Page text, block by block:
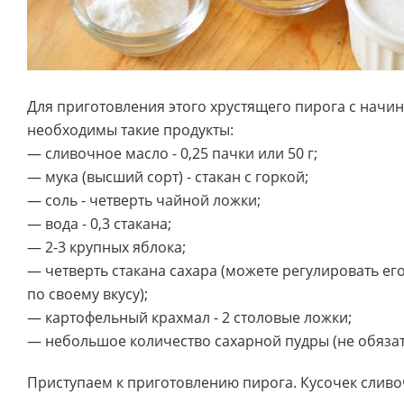
Для приготовления этого хрустящего пирога с
необходимы такие продукты:
— сливочное масло - 0,25 пачки или 50 г;
— мука (высший сорт) - стакан с горкой;
— соль - четверть чайной ложки;
— вода - 0,3 стакана;
— 2-3 крупных яблока;
— четверть стакана сахара (можете регулировать
по своему вкусу);
— картофельный крахмал - 2 столовые ложки;
— небольшое количество сахарной пудры (не
Приступаем к приготовлению пирога. Кусочек